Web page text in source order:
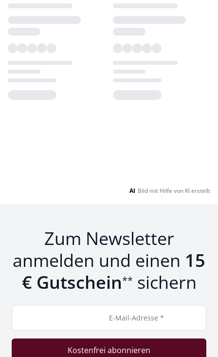
AI Bild mit Hilfe von KI erstellt
Zum Newsletter
anmelden und einen 15
€ Gutschein** sichern
E-Mail-Adresse *
Kostenfrei abonnieren